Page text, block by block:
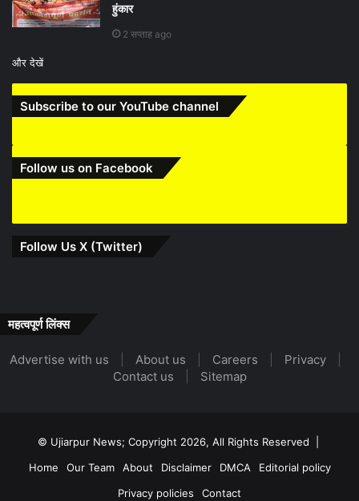
हुंकार
2 सप्ताह ago
और देखें
Subscribe to our YouTube channel
Follow us on Facebook
Follow Us X (Twitter)
महत्वपूर्ण लिंक्स
Advertise with us About us Careers Privacy
Contact us
Sitemap
© Ujiarpur News; Copyright 2026, All Rights Reserved |
Home
Our Team About Disclaimer DMCA
Editorial policy
Privacy policies
Contact